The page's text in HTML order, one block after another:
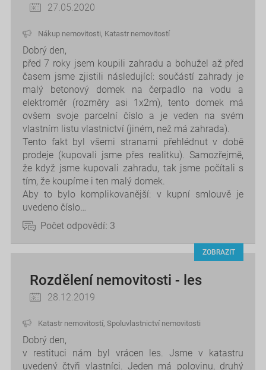
27.05.2020
Nákup nemovitosti, Katastr nemovitostí
Dobrý den,
před 7 roky jsem koupili zahradu a bohužel až před
časem jsme zjistili následující: součástí zahrady je
malý betonový domek na čerpadlo na vodu a
elektroměr (rozměry asi 1x2m), tento domek má
ovšem svoje parcelní číslo a je veden na svém
vlastním listu vlastnictví (jiném, než má zahrada).
Tento fakt byl všemi stranami přehlédnut v době
prodeje (kupovali jsme přes realitku). Samozřejmě,
že když jsme kupovali zahradu, tak jsme počítali s
tím, že koupíme i ten malý domek.
Aby to bylo komplikovanější: v kupní smlouvě je
uvedeno číslo…
Počet odpovědí: 3
ZOBRAZIT
Rozdělení nemovitosti - les
28.12.2019
Katastr nemovitostí, Spoluvlastnictví nemovitosti
Dobrý den,
v restituci nám byl vrácen les. Jsme v katastru
uvedený čtyři vlastníci. Jeden má polovinu, druhý